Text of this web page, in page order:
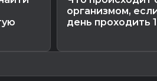
организмом,
день проходить